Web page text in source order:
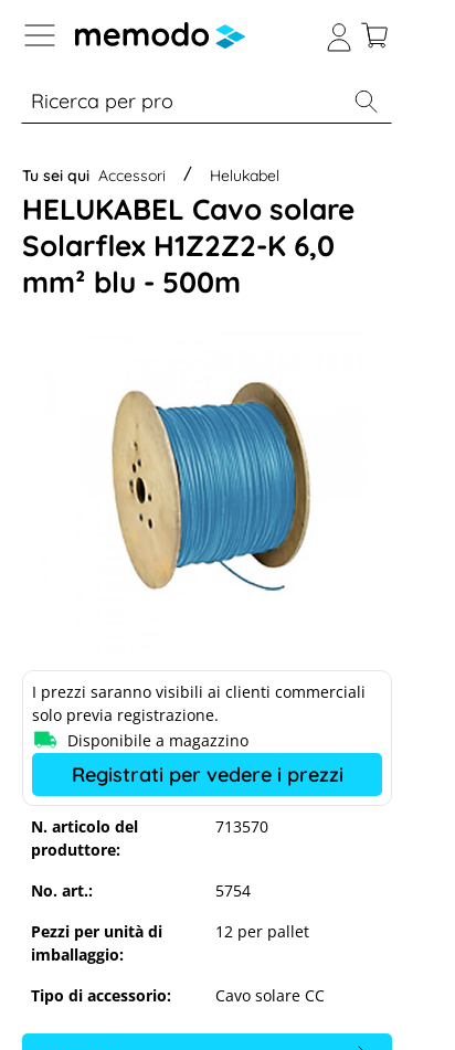
Skip to B2B platform navigation
% Sale Moduli
Tu sei qui Accessori Helukabel
HELUKABEL Cavo solare
Solarflex H1Z2Z2-K 6,0
mm² blu - 500m
N. articolo del
produttore:
713570
No. art.:
5754
Pezzi per unità di
imballaggio:
12 per pallet
Tipo di accessorio: Cavo solare CC
I prezzi saranno visibili ai clienti commerciali
solo previa registrazione.
Disponibile a magazzino
Registrati per vedere i prezzi